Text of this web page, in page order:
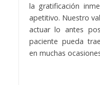
la gratificación
apetitivo. Nuestro
actuar lo antes
paciente pueda
en muchas